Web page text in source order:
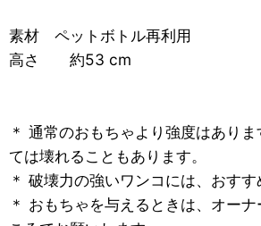
素材 ペットボトル再利用
高さ 約53 cm
＊ 通常のおもちゃより強度はあり
ては壊れることもあります。
＊ 破壊力の強いワンコには、おすす
＊ おもちゃを与えるときは、オー